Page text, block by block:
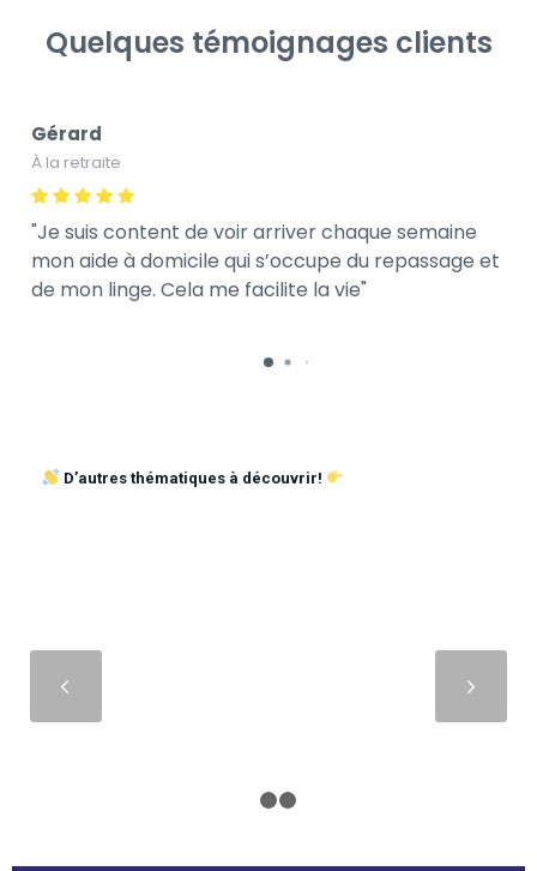
Quelques témoignages clients
Gérard
À la retraite
Je suis content de voir arriver chaque semaine
mon aide à domicile qui s’occupe du repassage et
de mon linge. Cela me facilite la vie
D’autres thématiques à découvrir!